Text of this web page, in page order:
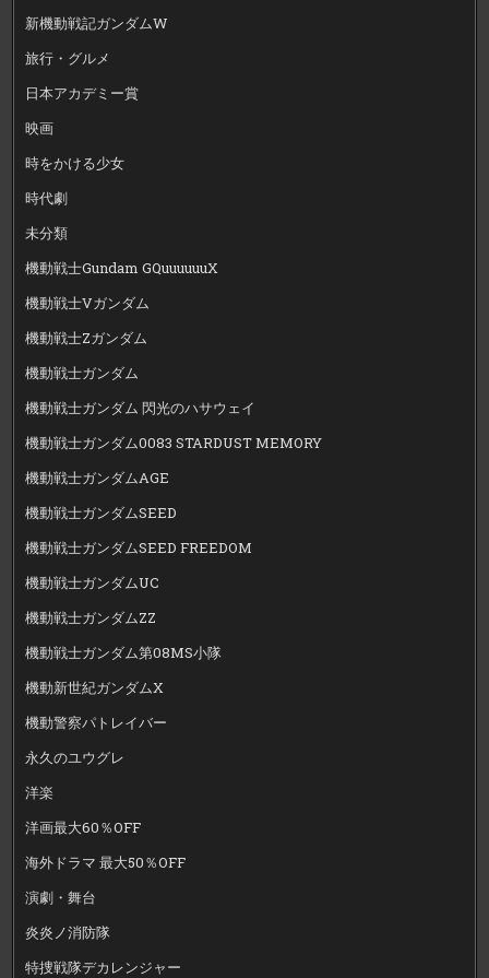
新機動戦記ガンダムW
旅行・グルメ
日本アカデミー賞
映画
時をかける少女
時代劇
未分類
機動戦士Gundam GQuuuuuuX
機動戦士Vガンダム
機動戦士Zガンダム
機動戦士ガンダム
機動戦士ガンダム 閃光のハサウェイ
機動戦士ガンダム0083 STARDUST MEMORY
機動戦士ガンダムAGE
機動戦士ガンダムSEED
機動戦士ガンダムSEED FREEDOM
機動戦士ガンダムUC
機動戦士ガンダムZZ
機動戦士ガンダム第08MS小隊
機動新世紀ガンダムX
機動警察パトレイバー
永久のユウグレ
洋楽
洋画最大60％OFF
海外ドラマ 最大50％OFF
演劇・舞台
炎炎ノ消防隊
特捜戦隊デカレンジャー